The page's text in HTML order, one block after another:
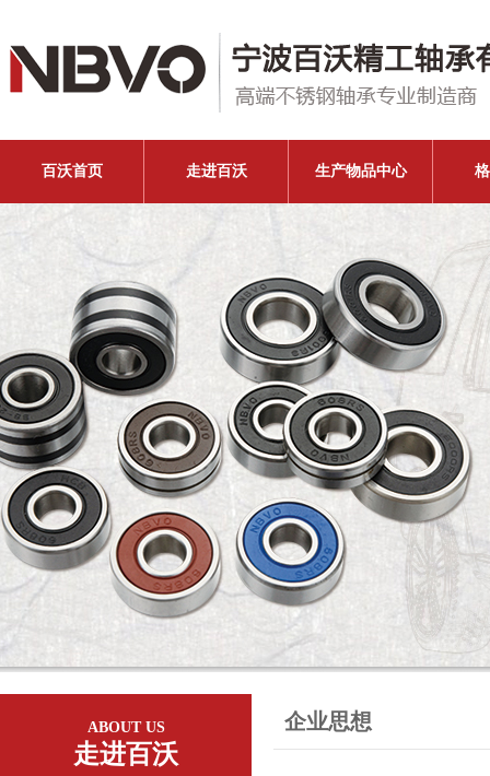
百沃首页 走进百沃 生产物品中心
ABOUT US
走进百沃
企业思想